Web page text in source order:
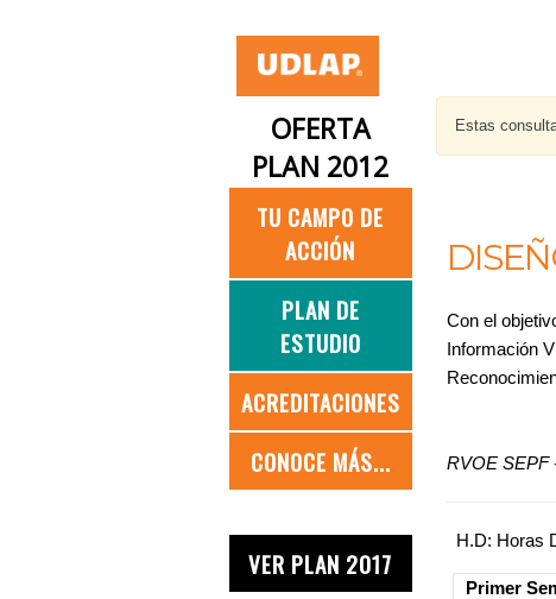
OFERTA
PLAN 2012
TU CAMPO DE
ACCIÓN
PLAN DE
ESTUDIO
ACREDITACIONES
CONOCE MÁS...
VER PLAN 2017
Estas
Con el
Información
RVOE SEPF
H.D: Horas
Primer